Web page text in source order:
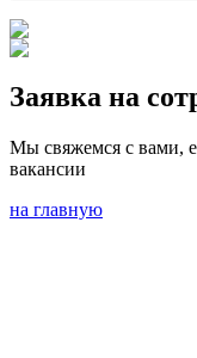
Заявка на
Мы свяжемся с вами,
вакансии
на главную